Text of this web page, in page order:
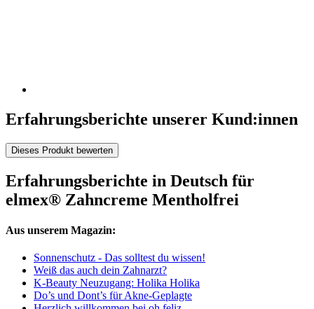
Erfahrungsberichte unserer Kund:innen
Dieses Produkt bewerten
Erfahrungsberichte in Deutsch für
elmex® Zahncreme Mentholfrei
Aus unserem Magazin:
Sonnenschutz - Das solltest du wissen!
Weiß das auch dein Zahnarzt?
K-Beauty Neuzugang: Holika Holika
Do’s und Dont’s für Akne-Geplagte